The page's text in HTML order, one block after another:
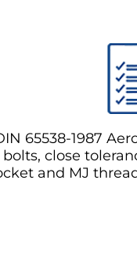
МПа/425 °C;
65538-1987
bolts, close
and MJ